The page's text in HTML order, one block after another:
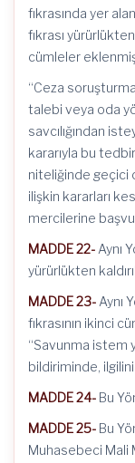
fıkrasında yer
fıkrası yürürlükten
cümleler
“Ceza
talebi veya oda
savcılığından
kararıyla bu
niteliğinde geçici
ilişkin kararları
mercilerine
MADDE 22- Aynı
yürürlükten
MADDE 23- Aynı
fıkrasının ikinci
“Savunma istem
bildiriminde,
MADDE 24- Bu
MADDE 25- Bu
Muhasebeci Mali